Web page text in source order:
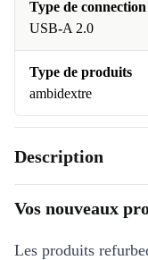
Type de connection
USB-A 2.0
Type de produits
ambidextre
Description
Vos nouveaux
Les produits